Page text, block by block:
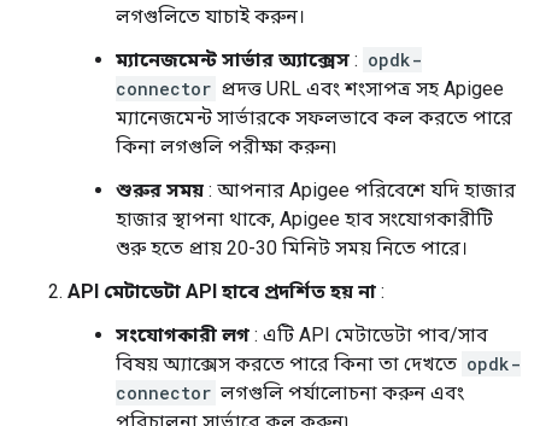
লগগুলিতে যাচাই করুন।
ম্যানেজমেন্ট সার্ভার অ্যাক্সেস : opdk-
connector প্রদত্ত URL এবং শংসাপত্র সহ Apigee
ম্যানেজমেন্ট সার্ভারকে সফলভাবে কল করতে পারে
কিনা লগগুলি পরীক্ষা করুন৷
শুরুর সময় : আপনার Apigee পরিবেশে যদি হাজার
হাজার স্থাপনা থাকে, Apigee হাব সংযোগকারীটি
শুরু হতে প্রায় 20-30 মিনিট সময় নিতে পারে।
API মেটাডেটা API হাবে প্রদর্শিত হয় না :
সংযোগকারী লগ : এটি API মেটাডেটা পাব/সাব
বিষয় অ্যাক্সেস করতে পারে কিনা তা দেখতে opdk-
connector লগগুলি পর্যালোচনা করুন এবং